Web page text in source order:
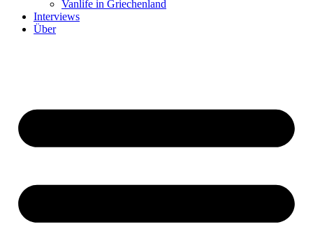
Vanlife in Griechenland
Interviews
Über